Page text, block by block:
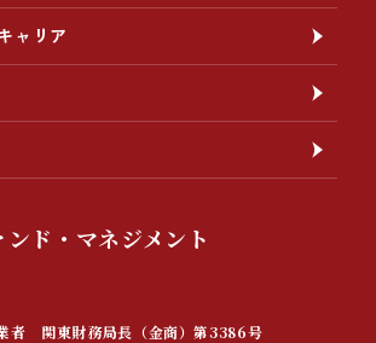
ャリア
ド・マネジメント
関東財務局長（金商）第3386号